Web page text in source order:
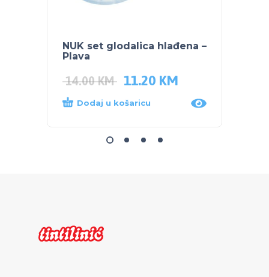
NUK set glodalica hlađena –
Plava
14.00KM 11.20 KM
Dodaj u košaricu